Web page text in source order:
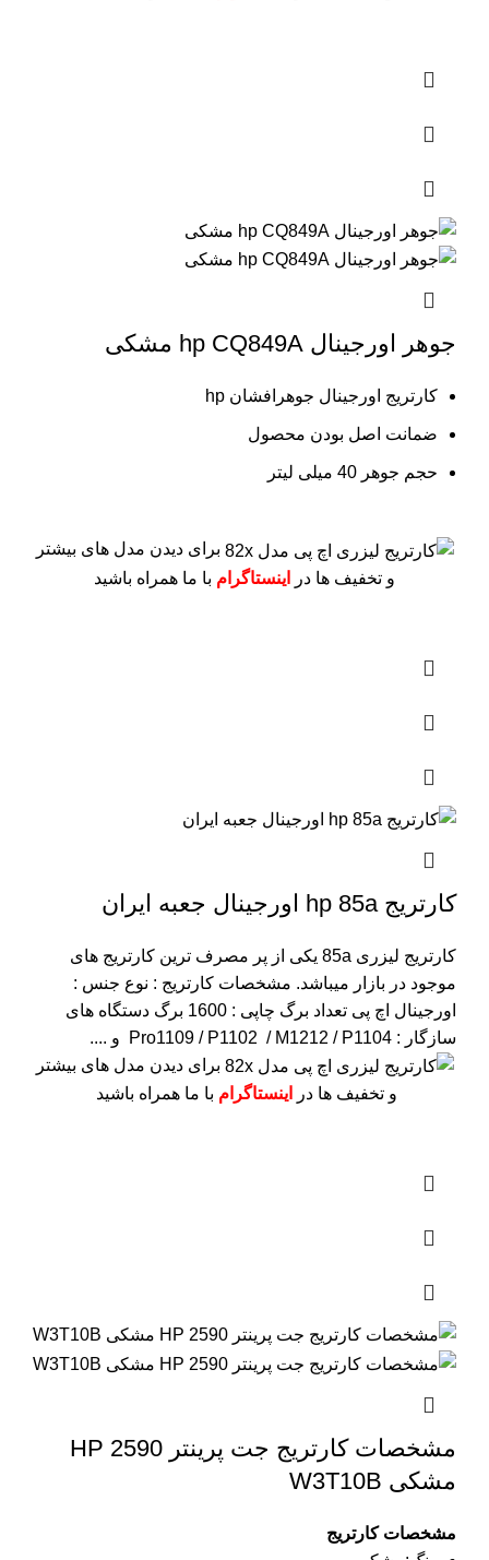
جوهر اورجینال hp CQ849A مشکی
کارتریج اورجینال جوهرافشان hp
ضمانت اصل بودن محصول
حجم جوهر 40 میلی لیتر
برای دیدن مدل های بیشتر
و تخفیف ها در
اینستاگرام با ما همراه باشید
کارتریج hp 85a اورجینال جعبه ایران
کارتریج لیزری 85a یکی از پر مصرف ترین کارتریج های
موجود در بازار میباشد. مشخصات کارتریج : نوع جنس :
اورجینال اچ پی تعداد برگ چاپی : 1600 برگ
دستگاه های
سازگار : Pro1109 / P1102 / M1212 / P1104 و ....
برای دیدن مدل های بیشتر
و تخفیف ها در
اینستاگرام با ما همراه باشید
مشخصات کارتریج جت پرینتر 2590 HP
مشکی W3T10B
مشخصات کارتریج